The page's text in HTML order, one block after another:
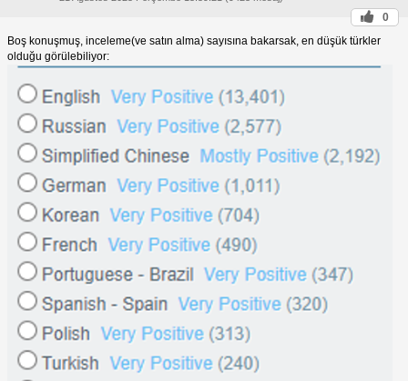
0
Boş konuşmuş, inceleme(ve satın alma) sayısına bakarsak, en düşük türkler
olduğu görülebiliyor: